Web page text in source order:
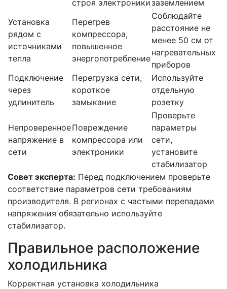
строя электроникизаземлением
Установка
рядом с
источниками
тепла
Перегрев
компрессора,
повышенное
энергопотребление
Соблюдайте
расстояние не
менее 50 см от
нагревательных
приборов
Подключение
через
удлинитель
Перегрузка сети,
короткое
замыкание
Используйте
отдельную
розетку
Непроверенное
напряжение в
сети
Повреждение
компрессора или
электроники
Проверьте
параметры
сети,
установите
стабилизатор
Совет эксперта: Перед подключением проверьте
соответствие параметров сети требованиям
производителя. В регионах с частыми перепадами
напряжения обязательно используйте
стабилизатор.
Правильное расположение
холодильника
Корректная установка холодильника